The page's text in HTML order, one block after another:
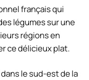
français qui
légumes sur une
régions en
ce délicieux plat.
le sud-est de la